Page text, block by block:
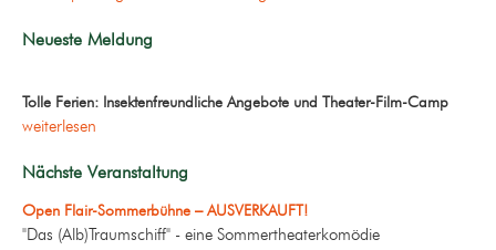
Neueste Meldung
Tolle Ferien: Insektenfreundliche Angebote und Theater-Film-Camp
weiterlesen
Nächste Veranstaltung
Open Flair-Sommerbühne – AUSVERKAUFT!
"Das (Alb)Traumschiff" - eine Sommertheaterkomödie